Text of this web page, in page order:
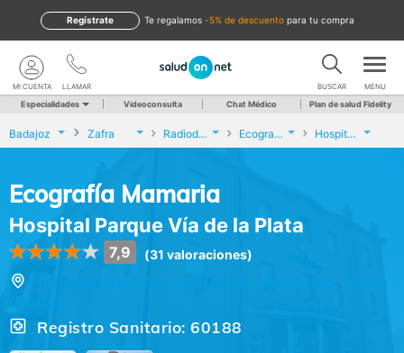
te regalamos -5% de descuento para tu compra
Regístrate
LLAMAR
MI CUENTA BUSCAR MENU
Especialidades Videoconsulta Chat Médico Plan de salud Fidelity
Badajoz Zafra Radiodiagnóstico Ecografía Mamaria Hospital Parque Vía de la Plata
Ecografía Mamaria
Hospital Parque Vía de la Plata
7,9 (31 valoraciones)
Registro Sanitario: 60188